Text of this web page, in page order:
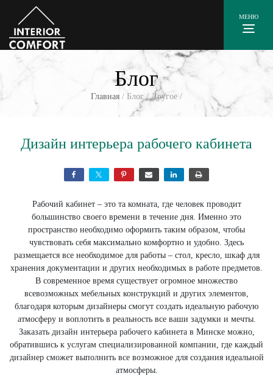
МЕНЮ
Блог
Главная / Блог/Другое /
Дизайн интерьера рабочего кабинета
Рабочий кабинет – это та комната, где человек проводит
большинство своего времени в течение дня. Именно это
пространство необходимо оформить таким образом, чтобы
чувствовать себя максимально комфортно и удобно. Здесь
размещается все необходимое для работы – стол, кресло, шкаф для
хранения документации и других необходимых в работе предметов.
В современное время существует огромное множество
всевозможных мебельных конструкций и других элементов,
благодаря которым дизайнеры смогут создать идеальную рабочую
атмосферу и воплотить в реальность все ваши задумки и мечты.
Заказать дизайн интерьера рабочего кабинета в Минске можно,
обратившись к услугам специализированной компании, где каждый
дизайнер сможет выполнить все возможное для создания идеальной
атмосферы.